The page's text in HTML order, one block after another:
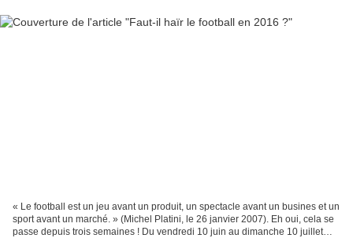
« Le football est un jeu avant un produit, un spectacle avant un busines et un
sport avant un marché. » (Michel Platini, le 26 janvier 2007). Eh oui, cela se
passe depuis trois semaines ! Du vendredi 10 juin au dimanche 10 juillet